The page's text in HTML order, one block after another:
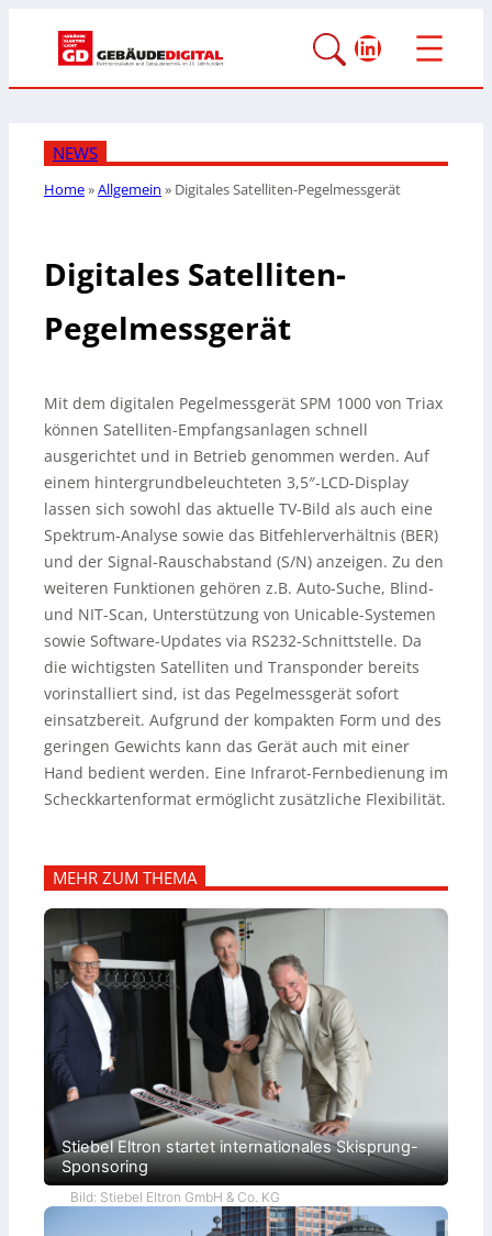
LinkedIn
NEWS
Home»Allgemein » Digitales Satelliten-Pegelmessgerät
Digitales Satelliten-
Pegelmessgerät
Mit dem digitalen Pegelmessgerät SPM 1000 von Triax
können Satelliten-Empfangsanlagen schnell
ausgerichtet und in Betrieb genommen werden. Auf
einem hintergrundbeleuchteten 3,5″-LCD-Display
lassen sich sowohl das aktuelle TV-Bild als auch eine
Spektrum-Analyse sowie das Bitfehlerverhältnis (BER)
und der Signal-Rauschabstand (S/N) anzeigen. Zu den
weiteren Funktionen gehören z.B. Auto-Suche, Blind-
und NIT-Scan, Unterstützung von Unicable-Systemen
sowie Software-Updates via RS232-Schnittstelle. Da
die wichtigsten Satelliten und Transponder bereits
vorinstalliert sind, ist das Pegelmessgerät sofort
einsatzbereit. Aufgrund der kompakten Form und des
geringen Gewichts kann das Gerät auch mit einer
Hand bedient werden. Eine Infrarot-Fernbedienung im
Scheckkartenformat ermöglicht zusätzliche Flexibilität.
MEHR ZUM THEMA
Stiebel Eltron startet internationales Skisprung-
Sponsoring
Bild: Stiebel Eltron GmbH & Co. KG